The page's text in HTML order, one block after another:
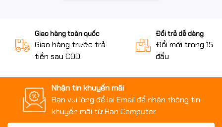
Giao hàng toàn quốc
Giao hàng trước trả
tiền sau COD
Đổi trả dễ dàng
Đổi mới trong 15
đầu
Nhận tin khuyến mãi
Bạn vui lòng để lại Email để nhận thông tin
khuyến mãi từ Han Computer